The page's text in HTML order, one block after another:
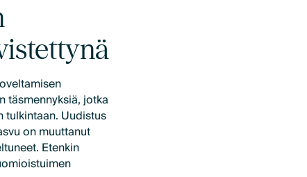
täsmennyksiä, jotka
tulkintaan. Uudistus
on muuttanut
Etenkin